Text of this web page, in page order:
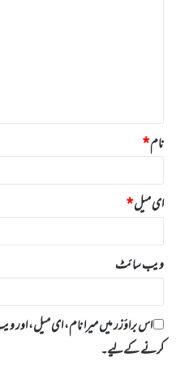
نام*
ای میل*
ویب‌ سائٹ
اس براؤزر میں میرا نام، ای میل، اور
کرنے کےلیے۔